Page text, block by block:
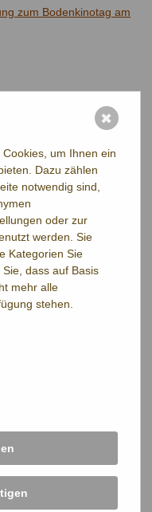
zum Bodenkinotag am
Jahrestagung
Researcher
SERENA
2023
um Ihnen ein
Dazu zählen
notwendig sind,
oder zur
werden. Sie
Kategorien Sie
dass auf Basis
mehr alle
stehen.
✖